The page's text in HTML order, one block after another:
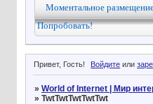
Моментальное
Попробовать!
Привет, Гость! Войдите или
» World of Internet | Мир
» TwtTwtTwtTwtTwt